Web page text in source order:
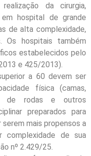
da cirurgia,
hospital de grande
de alta complexidade,
hospitais também
estabelecidos pelo
e 425/2013).
a 60 devem ser
física (camas,
de rodas e outros
preparados para
mais propensos a
complexidade de sua
nº 2.429/25.